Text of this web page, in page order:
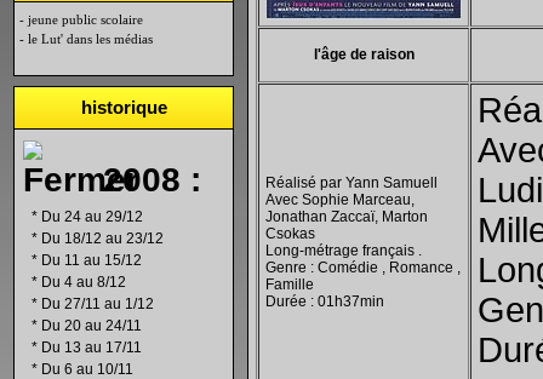
- jeune public scolaire
- le Lut' dans les médias
historique
2008 :
* Du 24 au 29/12
* Du 18/12 au 23/12
* Du 11 au 15/12
* Du 4 au 8/12
* Du 27/11 au 1/12
* Du 20 au 24/11
* Du 13 au 17/11
* Du 6 au 10/11
l'âge de raison
Réalisé par Yann Samuell
Avec Sophie Marceau,
Jonathan Zaccaï, Marton
Csokas
Long-métrage français .
Genre : Comédie , Romance ,
Famille
Durée : 01h37min